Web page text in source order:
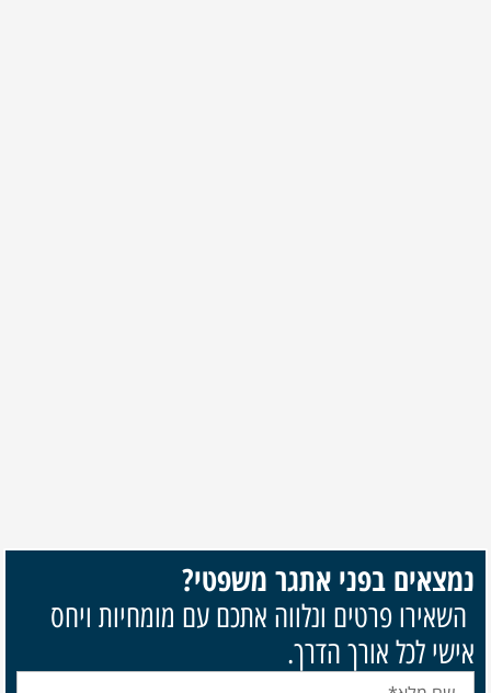
בפני אתגר משפטי?
פרטים ונלווה אתכם עם מומחיות ויחס
אורך הדרך.